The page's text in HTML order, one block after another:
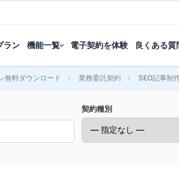
ラン 機能一覧 電子契約を体験 良くある質
無料ダウンロード 業務委託契約 SEO記事制
契約種別